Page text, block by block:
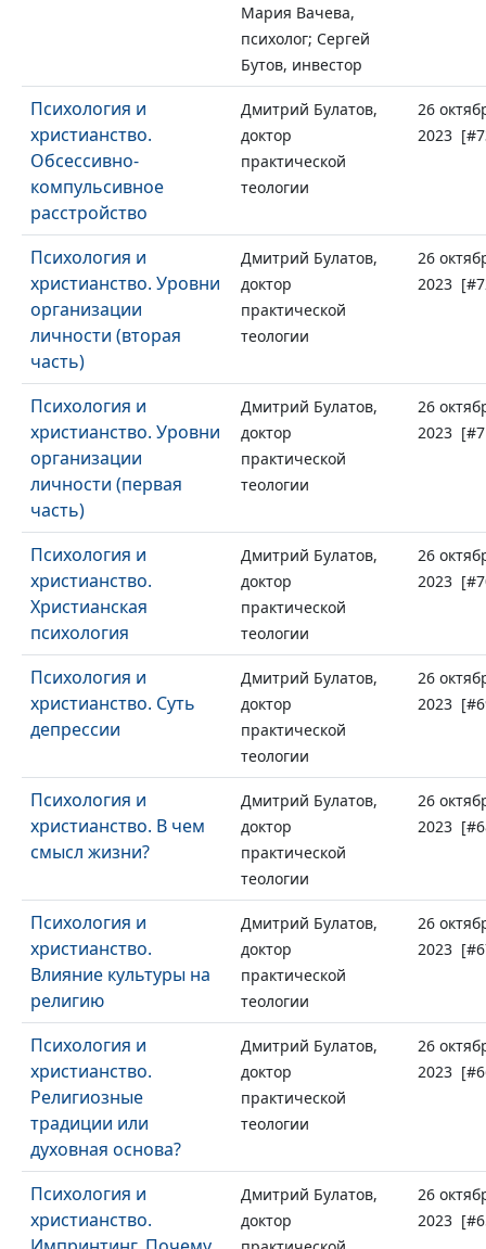
Мария Вачева,
психолог; Сергей
Бутов, инвестор
Психология и
христианство.
Обсессивно-
компульсивное
расстройство
Дмитрий Булатов,
доктор
практической
теологии
26
2023
Психология и
христианство. Уровни
организации
личности (вторая
часть)
Дмитрий Булатов,
доктор
практической
теологии
26
2023
Психология и
христианство. Уровни
организации
личности (первая
часть)
Дмитрий Булатов,
доктор
практической
теологии
26
2023
Психология и
христианство.
Христианская
психология
Дмитрий Булатов,
доктор
практической
теологии
26
2023
Психология и
христианство. Суть
депрессии
Дмитрий Булатов,
доктор
практической
теологии
26
2023
Психология и
христианство. В чем
смысл жизни?
Дмитрий Булатов,
доктор
практической
теологии
26
2023
Психология и
христианство.
Влияние культуры на
религию
Дмитрий Булатов,
доктор
практической
теологии
26
2023
Психология и
христианство.
Религиозные
традиции или
духовная основа?
Дмитрий Булатов,
доктор
практической
теологии
26
2023
Психология и
христианство.
Дмитрий Булатов,
доктор
26
2023